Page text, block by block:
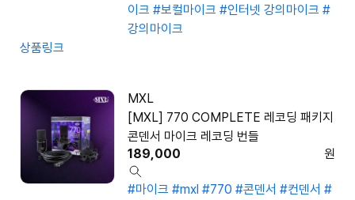
이크 #보컬마이크 #인터넷 강의마이크 #
강의마이크
상품링크
MXL
[MXL] 770 COMPLETE 레코딩 패키지
콘덴서 마이크 레코딩 번들
189,000
원
#마이크 #mxl #770 #콘덴서 #컨덴서 #